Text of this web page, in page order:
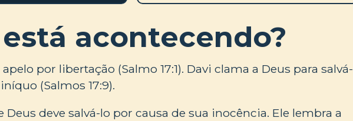
acontecendo?
por libertação (Salmo 17:1). Davi clama a Deus para salvá-
(Salmos 17:9).
Deus deve salvá-lo por causa de sua inocência. Ele lembra a